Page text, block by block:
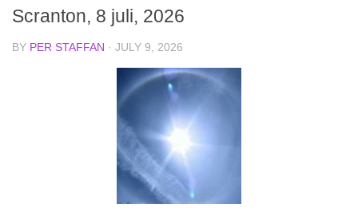
Scranton, 8 juli, 2026
BY PER STAFFAN · JULY 9, 2026